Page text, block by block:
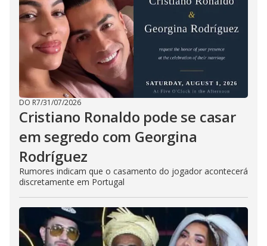
DO R7/31/07/2026
Cristiano Ronaldo pode se casar
em segredo com Georgina
Rodríguez
Rumores indicam que o casamento do jogador acontecerá
discretamente em Portugal